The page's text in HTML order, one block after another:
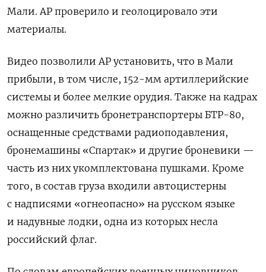
Мали. AP проверило и геолоцировало эти
материалы.
Видео позволили AP установить, что в Мали
прибыли, в том числе, 152-мм артиллерийские
системы и более мелкие орудия. Также на кадрах
можно различить бронетранспортеры БТР-80,
оснащенные средствами радиоподавления,
бронемашины «Спартак» и другие броневики —
часть из них укомплектована пушками. Кроме
того, в состав груза входили автоцистерны
с надписями «огнеопасно» на русском языке
и надувные лодки, одна из которых несла
российский флаг.